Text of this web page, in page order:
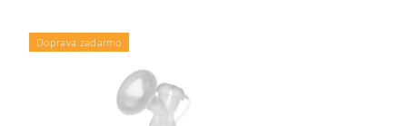
Doprava zadarmo